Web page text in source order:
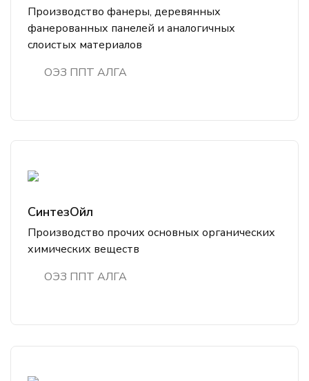
Производство фанеры, деревянных
фанерованных панелей и аналогичных
слоистых материалов
ОЭЗ ППТ АЛГА
СинтезОйл
Производство прочих основных органических
химических веществ
ОЭЗ ППТ АЛГА